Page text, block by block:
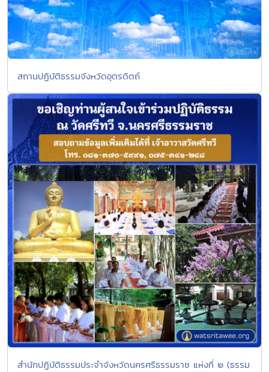
สถานปฏิบัติธรรมจังหวัดอุตรดิตถ์
สำนักปฏิบัติธรรมประจำจังหวัดนครศรีธรรมราช แห่งที่ ๒ (ธรรม